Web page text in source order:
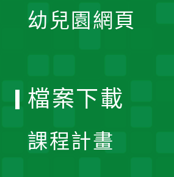
幼兒園網頁
檔案下載
課程計畫